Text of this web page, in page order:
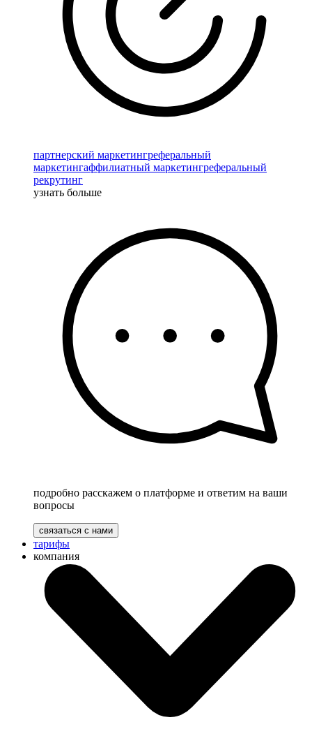
партнерский маркетингреферальный
маркетингаффилиатный маркетингреферальный
рекрутинг
узнать больше
подробно расскажем о платформе и ответим на ваши
вопросы
связаться с нами
тарифы
компания